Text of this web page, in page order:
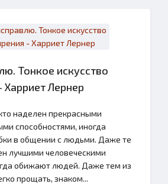
Тонкое искусство
Харриет Лернер
наделен прекрасными
способностями, иногда
в общении с людьми. Даже те
лучшими человеческими
обижают людей. Даже тем из
прощать, знаком...